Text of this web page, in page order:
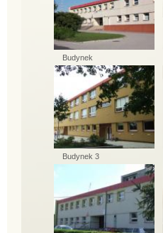
Budynek
Budynek 3